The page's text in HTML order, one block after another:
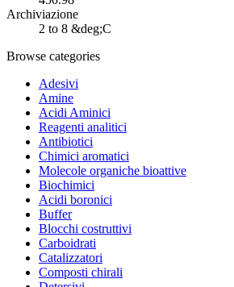
Archiviazione
2 to 8 &deg;C
Browse categories
Adesivi
Amine
Acidi Aminici
Reagenti analitici
Antibiotici
Chimici aromatici
Molecole organiche bioattive
Biochimici
Acidi boronici
Buffer
Blocchi costruttivi
Carboidrati
Catalizzatori
Composti chirali